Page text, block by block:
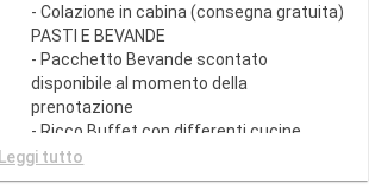
- Colazione in cabina (consegna gratuita)
PASTI E BEVANDE
- Pacchetto Bevande scontato
disponibile al momento della
prenotazione
- Ricco Buffet con differenti cucine
- Ristoranti Principali con piatti gourmet
che soddisfano qualsiasi esigenza
Leggi tutto